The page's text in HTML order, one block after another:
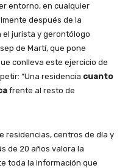
entorno, en cualquier
después de la
el jurista y gerontólogo
de Martí, que pone
conlleva este ejercicio de
“Una residencia cuanto
frente al resto de
residencias, centros de día y
de 20 años valora la
toda la información que